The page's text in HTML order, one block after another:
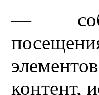
—
контент,